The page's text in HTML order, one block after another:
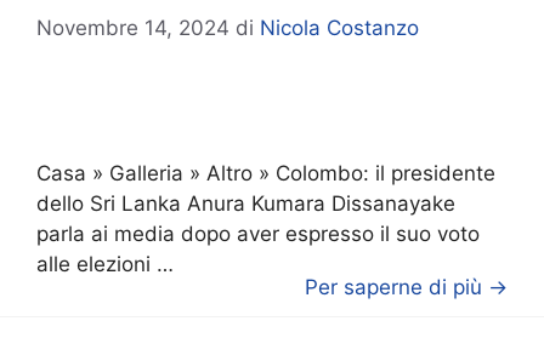
Novembre 14, 2024 di Nicola Costanzo
Casa » Galleria » Altro » Colombo: il presidente
dello Sri Lanka Anura Kumara Dissanayake
parla ai media dopo aver espresso il suo voto
alle elezioni …
Per saperne di più →